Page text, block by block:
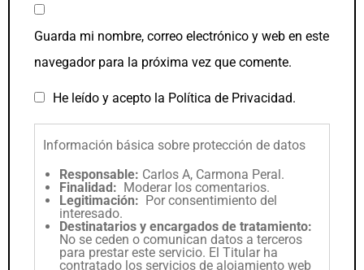
Guarda mi nombre, correo electrónico y web en este
navegador para la próxima vez que comente.
He leído y acepto la Política de Privacidad.
Información básica sobre protección de datos
Responsable: Carlos A, Carmona Peral.
Finalidad: Moderar los comentarios.
Legitimación: Por consentimiento del
interesado.
Destinatarios y encargados de tratamiento:
No se ceden o comunican datos a terceros
para prestar este servicio. El Titular ha
contratado los servicios de alojamiento web